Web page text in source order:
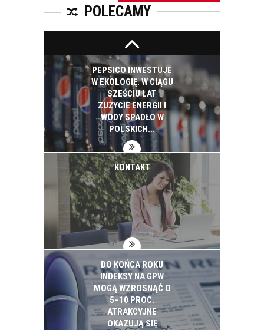
POLECAMY
LUPĄ: KTO? CO? I
GDZIE?”
BIAŁYSTOK NA
PROJEKTY SMART
CITY WYDAŁ 2,5 MLD
ZŁ. ZAPOWIADA
KOLEJNE
INWESTYCJE
PEPSICO INWESTUJE
W EKOLOGIĘ. W CIĄGU
SZEŚCIU LAT
ZUŻYCIE ENERGII I
WODY SPADŁO W
POLSKICH...
KONTAKT
DO KOŃCA ROKU
INDEKSY NA GPW
MOGĄ WZROSNĄĆ O
5–10 PROC.
ATRAKCYJNE
OKAZUJĄ SIĘ